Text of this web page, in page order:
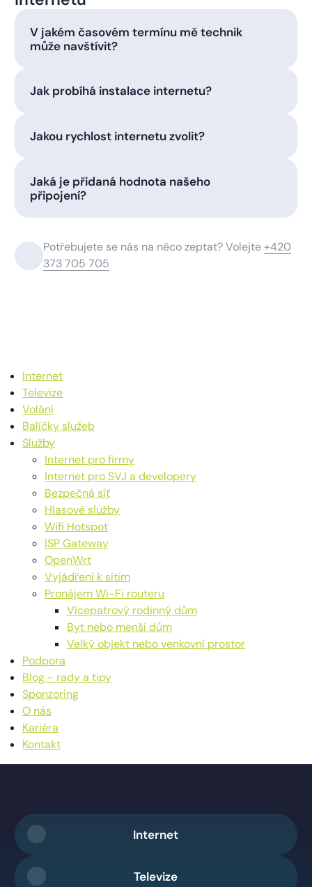
V jakém časovém termínu mě technik
může navštívit?
Jak probíhá instalace internetu?
Jakou rychlost internetu zvolit?
Jaká je přidaná hodnota našeho
připojení?
Potřebujete se nás na něco zeptat? Volejte+420
373 705 705
Internet
Televize
Volání
Balíčky služeb
Služby
Internet pro firmy
Internet pro SVJ a developery
Bezpečná síť
Hlasové služby
Wifi Hotspot
ISP Gateway
OpenWrt
Vyjádření k sítím
Pronájem Wi-Fi routeru
Vícepatrový rodinný dům
Byt nebo menší dům
Velký objekt nebo venkovní prostor
Podpora
Blog - rady a tipy
Sponzoring
O nás
Kariéra
Kontakt
Internet
Televize